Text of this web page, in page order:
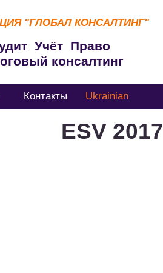
"ГЛОБАЛ КОНСАЛТИНГ"
Учёт Право
консалтинг
Контакты Ukrainian
ESV 2017